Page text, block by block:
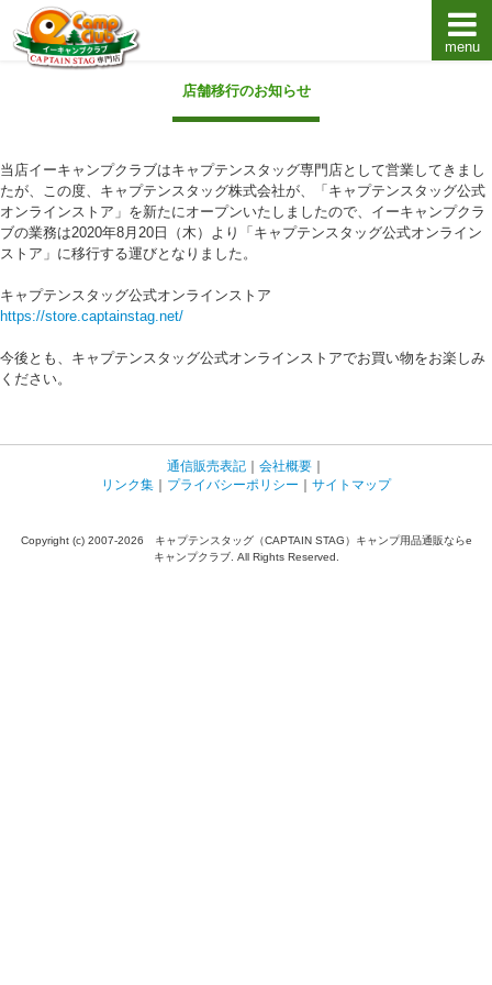
キャプテンスタッグキャンプ用品通販店【eキャンプ
menu
店舗移行のお知らせ
当店イーキャンプクラブはキャプテンスタッグ専門店として営業してきまし
たが、この度、キャプテンスタッグ株式会社が、「キャプテンスタッグ公式
オンラインストア」を新たにオープンいたしましたので、イーキャンプクラ
ブの業務は2020年8月20日（木）より「キャプテンスタッグ公式オンライン
ストア」に移行する運びとなりました。
キャプテンスタッグ公式オンラインストア
https://store.captainstag.net/
今後とも、キャプテンスタッグ公式オンラインストアでお買い物をお楽しみ
ください。
通信販売表記 ｜ 会社概要 ｜
リンク集 ｜ プライバシーポリシー ｜ サイトマップ
Copyright (c) 2007-2026 キャプテンスタッグ（CAPTAIN STAG）キャンプ用品通販ならe
キャンプクラブ. All Rights Reserved.